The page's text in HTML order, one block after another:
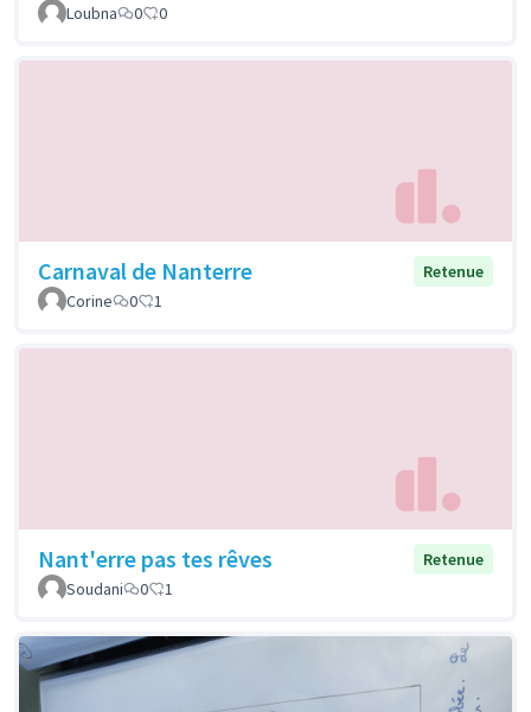
Loubna 0 0
Carnaval de Nanterre
Retenue
Corine
0 1
Nant'erre pas tes rêves
Retenue
Soudani
0 1